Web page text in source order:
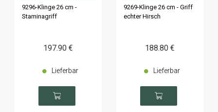
9296-Klinge 26 cm -
Staminagriff
197.90 €
Lieferbar
9269-Klinge 26 cm - Griff
echter Hirsch
188.80 €
Lieferbar